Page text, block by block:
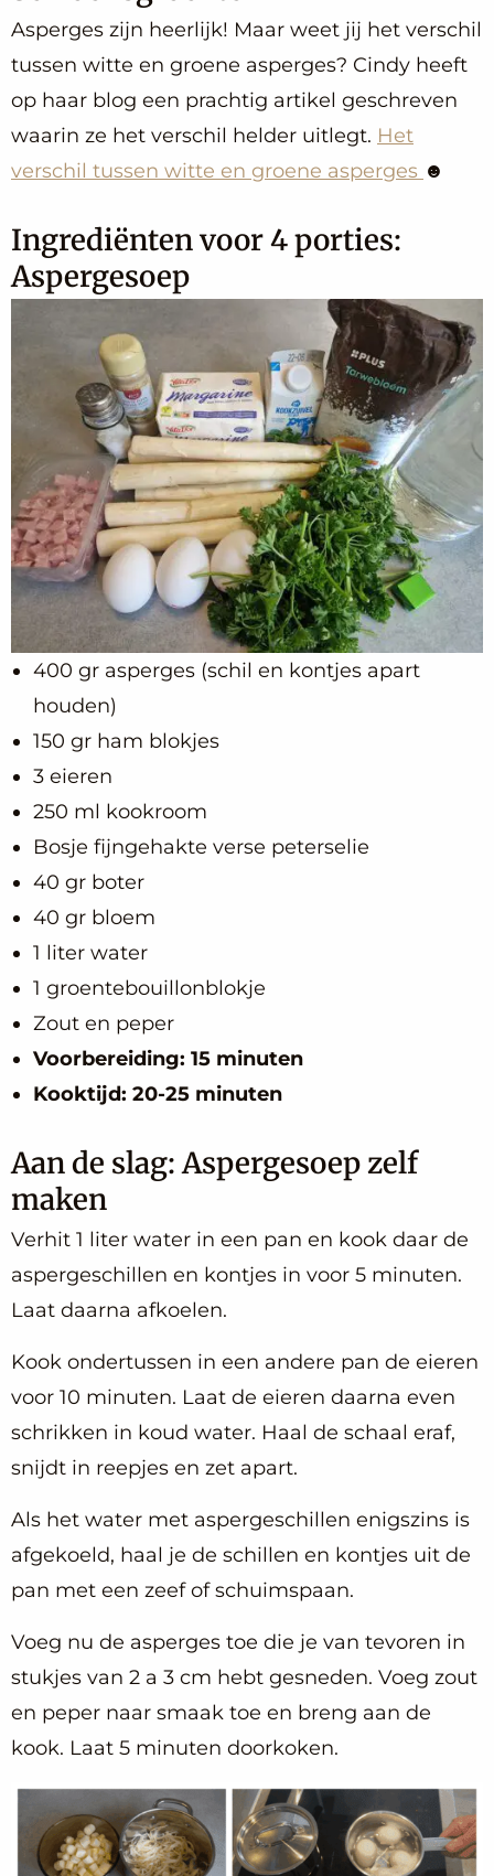
Asperges zijn heerlijk! Maar weet jij het verschil
tussen witte en groene asperges? Cindy heeft
op haar blog een prachtig artikel geschreven
waarin ze het verschil helder uitlegt. Het
verschil tussen witte en groene asperges ☻
Ingrediënten voor 4 porties:
Aspergesoep
400 gr asperges (schil en kontjes apart
houden)
150 gr ham blokjes
3 eieren
250 ml kookroom
Bosje fijngehakte verse peterselie
40 gr boter
40 gr bloem
1 liter water
1 groentebouillonblokje
Zout en peper
Voorbereiding: 15 minuten
Kooktijd: 20-25 minuten
Aan de slag: Aspergesoep zelf
maken
Verhit 1 liter water in een pan en kook daar de
aspergeschillen en kontjes in voor 5 minuten.
Laat daarna afkoelen.
Kook ondertussen in een andere pan de eieren
voor 10 minuten. Laat de eieren daarna even
schrikken in koud water. Haal de schaal eraf,
snijdt in reepjes en zet apart.
Als het water met aspergeschillen enigszins is
afgekoeld, haal je de schillen en kontjes uit de
pan met een zeef of schuimspaan.
Voeg nu de asperges toe die je van tevoren in
stukjes van 2 a 3 cm hebt gesneden. Voeg zout
en peper naar smaak toe en breng aan de
kook. Laat 5 minuten doorkoken.